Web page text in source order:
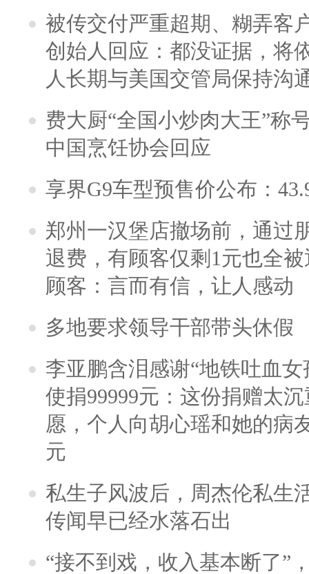
被传交付严重超期、糊弄客
创始人回应：都没证据，将
人长期与美国交管局保持沟
费大厨“全国小炒肉大王”称
中国烹饪协会回应
享界G9车型预售价公布：
郑州一汉堡店撤场前，通过
退费，有顾客仅剩1元也全
顾客：言而有信，让人感动
多地要求领导干部带头休假
李亚鹏含泪感谢“地铁吐血
使捐99999元：这份捐赠太
愿，个人向胡心瑶和她的病
元
私生子风波后，周杰伦私生
传闻早已经水落石出
“接不到戏，收入基本断了”